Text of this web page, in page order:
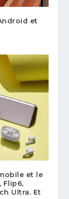
et
et le
Flip6,
Ultra. Et